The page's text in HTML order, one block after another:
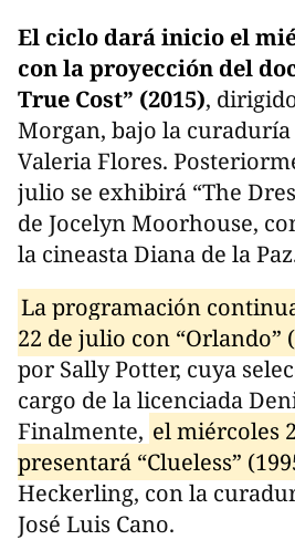
El ciclo dará inicio el
con la proyección del
True Cost” (2015),
Morgan, bajo la curaduría
Valeria Flores.
julio se exhibirá “The
de Jocelyn Moorhouse,
la cineasta Diana de la
La programación
22 de julio con “Orlando”
por Sally Potter, cuya
cargo de la licenciada
Finalmente, el miércoles
presentará “Clueless”
Heckerling, con la
José Luis Cano.